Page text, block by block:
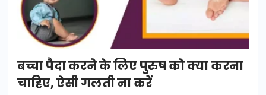
बच्चा पैदा करने के लिए पुरुष को क्या करना
चाहिए, ऐसी गलती ना करें